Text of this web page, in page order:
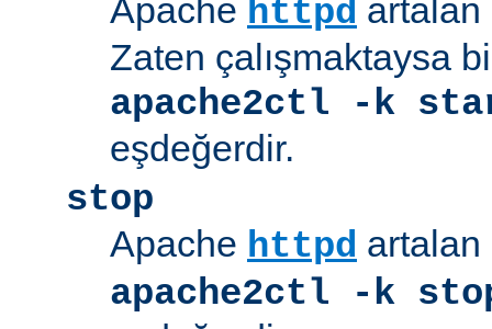
Apache httpd artalan
Zaten çalışmaktaysa
apache2ctl -k
eşdeğerdir.
stop
Apache httpd artalan
apache2ctl -k